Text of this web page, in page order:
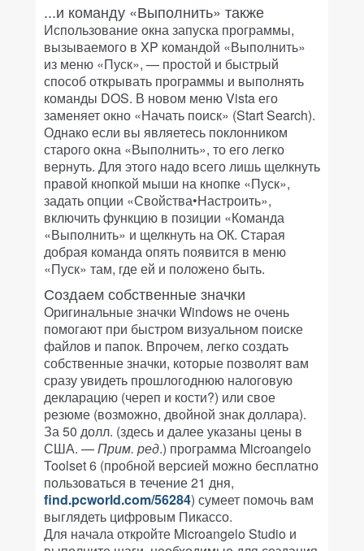
...и команду «Выполнить» также
Использование окна запуска программы,
вызываемого в XP командой «Выполнить»
из меню «Пуск», — простой и быстрый
способ открывать программы и выполнять
команды DOS. В новом меню Vista его
заменяет окно «Начать поиск» (Start Search).
Однако если вы являетесь поклонником
старого окна «Выполнить», то его легко
вернуть. Для этого надо всего лишь щелкнуть
правой кнопкой мыши на кнопке «Пуск»,
задать опции «Свойства•Настроить»,
включить функцию в позиции «Команда
«Выполнить» и щелкнуть на ОК. Старая
добрая команда опять появится в меню
«Пуск» там, где ей и положено быть.
Создаем собственные значки
Оригинальные значки Windows не очень
помогают при быстром визуальном поиске
файлов и папок. Впрочем, легко создать
собственные значки, которые позволят вам
сразу увидеть прошлогоднюю налоговую
декларацию (череп и кости?) или свое
резюме (возможно, двойной знак доллара).
За 50 долл. (здесь и далее указаны цены в
США. —Прим. ред.) программа Microangelo
Toolset 6 (пробной версией можно бесплатно
пользоваться в течение 21 дня,
find.pcworld.com/56284) сумеет помочь вам
выглядеть цифровым Пикассо.
Для начала откройте Microangelo Studio и